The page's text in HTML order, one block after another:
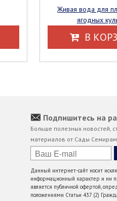
Живая вода для плодовых и
ягодных
В
Подпишитесь на
Больше полезных новостей,
материалов от Сады
Данный интернет-сайт носит
информационный характер и ни
является публичной офертой,
положениями Статьи 437 (2)